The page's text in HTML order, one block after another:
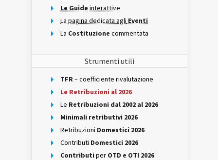
Le Guide interattive
La pagina dedicata agli Eventi
La Costituzione commentata
Strumenti utili
TFR– coefficiente rivalutazione
Le Retribuzioni al 2026
Le Retribuzioni dal 2002 al 2026
Minimali retributivi 2026
Retribuzioni Domestici 2026
Contributi Domestici 2026
Contributi per OTD e OTI 2026